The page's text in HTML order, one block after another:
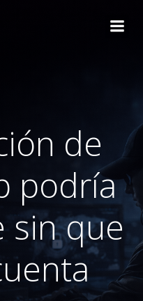
de
podría
sin que